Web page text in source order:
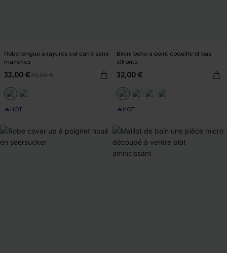
Robe longue à rayures col carré sans
manches
33,00 €39,00 €
🔥HOT
Bikini boho à point coquille et bas
effronté
32,00 €
🔥HOT